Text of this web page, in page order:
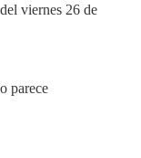
viernes 26 de